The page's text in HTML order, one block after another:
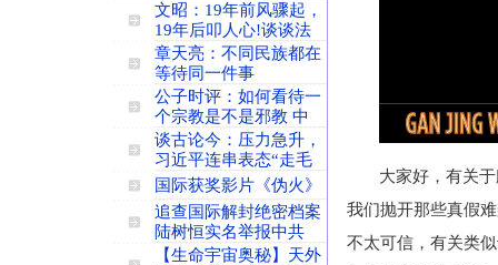
文昭：19年前风骤起，
19年后叩人心!谈谈法
章天亮：不同民族都在
等待同一件事
公子时评：如何看待一
个宗教是不是邪教 中
谈古论今：压力急升，
习近平连串表态“走毛
国际获奖影片《伪火》
追查国际解封绝密档案
陆树恒实名举报中共
【生命宇宙奥秘】天外
大家好，有关
我们抛开那些真假
不太可信，有关类